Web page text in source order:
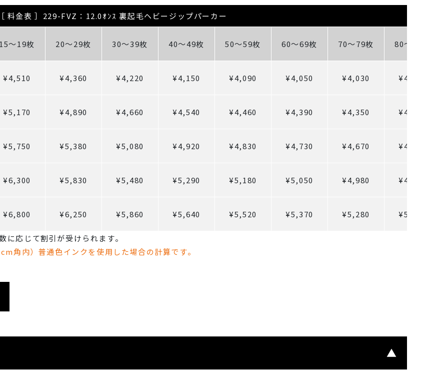
料金表 ］229-FVZ：12.0ｵﾝｽ 裏起毛ヘビージップパーカー
～19枚 20～29枚 30～39枚 40～49枚 50～59枚 60～69枚 70～79枚 80～89枚
¥4,510 ¥4,360 ¥4,220 ¥4,150 ¥4,090 ¥4,050 ¥4,030 ¥4,010
¥5,170 ¥4,890 ¥4,660 ¥4,540 ¥4,460 ¥4,390 ¥4,350 ¥4,320
¥5,750 ¥5,380 ¥5,080 ¥4,920 ¥4,830 ¥4,730 ¥4,670 ¥4,620
¥6,300 ¥5,830 ¥5,480 ¥5,290 ¥5,180 ¥5,050 ¥4,980 ¥4,920
¥6,800 ¥6,250 ¥5,860 ¥5,640 ¥5,520 ¥5,370 ¥5,280 ¥5,220
応じて割引が受けられます。
角内）普通色インクを使用した場合の計算です。